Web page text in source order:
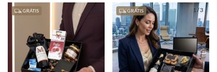
1/ 2
GRÁTIS 1/3
GRÁTIS